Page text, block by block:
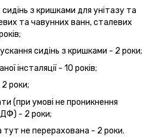
з кришками для унітазу та
та чавунних ванн, сталевих
сидінь з кришками - 2 роки;
інсталяції - 10 років;
2 роки;
(при умові не проникнення
- 2 роки;
тут не перерахована - 2 роки.